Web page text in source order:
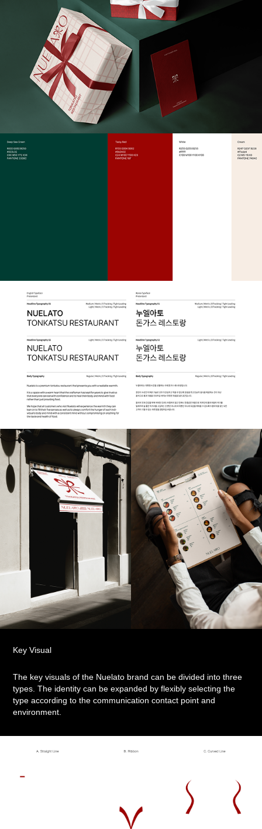
Key Visual
The key visuals of the Nuelato brand can be divided into three
types. The identity can be expanded by flexibly selecting the
type according to the communication contact point and
environment.